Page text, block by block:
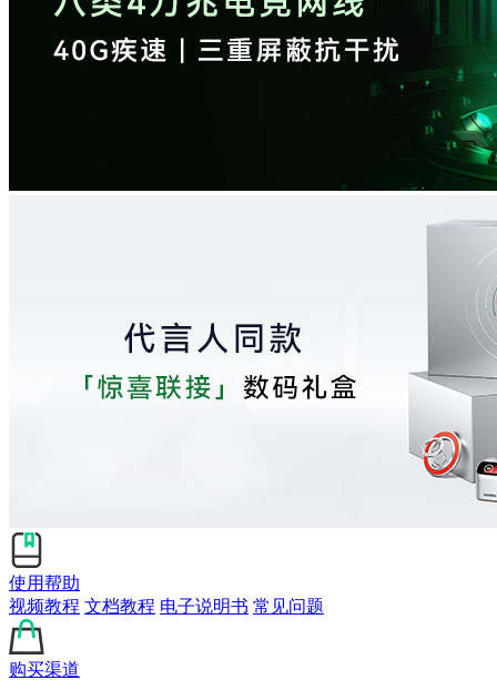
使用帮助
视频教程 文档教程 电子说明书 常见问题
购买渠道